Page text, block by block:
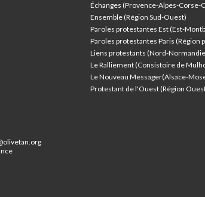
Échanges (Provence-Alpes-Corse-
Ensemble (Région Sud-Ouest)
Paroles protestantes Est (Est-
Paroles protestantes Paris (Région
Liens protestants (Nord-
Le Ralliement (Consistoire de
Le Nouveau Messager(Alsace-
Protestant de l'Ouest (Région